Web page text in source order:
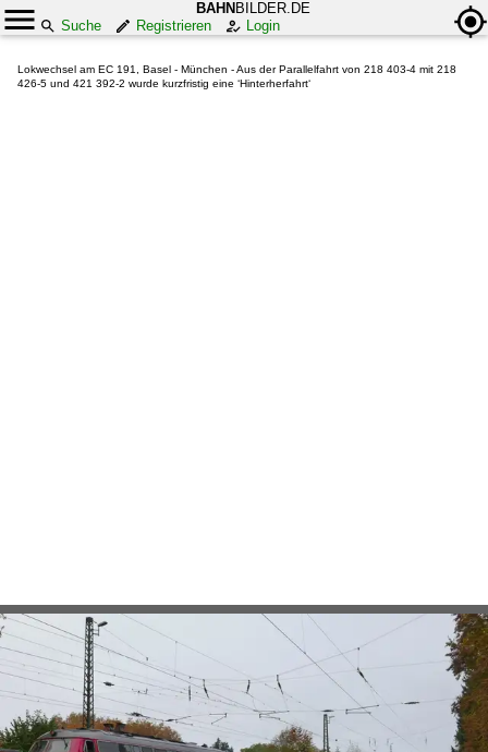
BAHN BILDER.DE
Suche
Registrieren Login
Lokwechsel am EC 191, Basel - München - Aus der Parallelfahrt von 218 403-4 mit 218
426-5 und 421 392-2 wurde kurzfristig eine ‘Hinterherfahrt‘